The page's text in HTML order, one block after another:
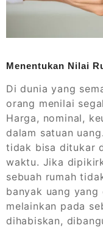
Menentukan Nilai
Di dunia yang
orang menilai
Harga, nominal,
dalam satuan
tidak bisa ditukar
waktu. Jika
sebuah rumah
banyak uang
melainkan pada
dihabiskan,